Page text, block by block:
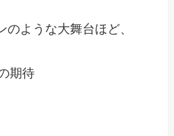
ような大舞台ほど、
期待